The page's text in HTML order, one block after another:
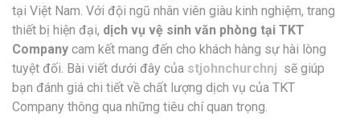
tại Việt Nam. Với đội ngũ nhân viên giàu kinh nghiệm, trang
thiết bị hiện đại, dịch vụ vệ sinh văn phòng tại TKT
Company cam kết mang đến cho khách hàng sự hài lòng
tuyệt đối. Bài viết dưới đây của stjohnchurchnj sẽ giúp
bạn đánh giá chi tiết về chất lượng dịch vụ của TKT
Company thông qua những tiêu chí quan trọng.